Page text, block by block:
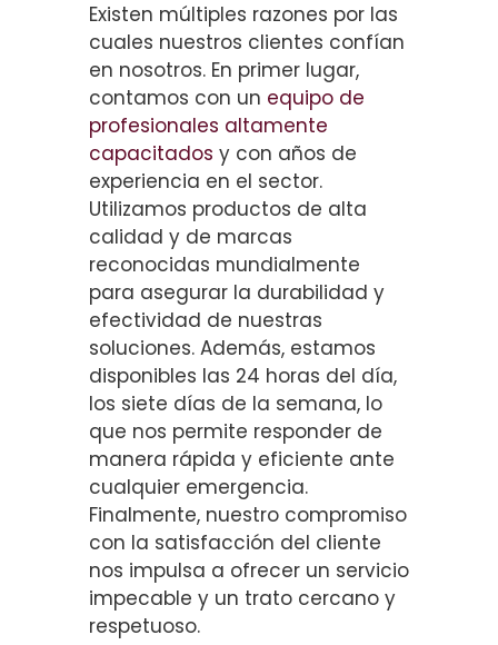
Existen múltiples razones por las
cuales nuestros clientes confían
en nosotros. En primer lugar,
contamos con un equipo de
profesionales altamente
capacitados y con años de
experiencia en el sector.
Utilizamos productos de alta
calidad y de marcas
reconocidas mundialmente
para asegurar la durabilidad y
efectividad de nuestras
soluciones. Además, estamos
disponibles las 24 horas del día,
los siete días de la semana, lo
que nos permite responder de
manera rápida y eficiente ante
cualquier emergencia.
Finalmente, nuestro compromiso
con la satisfacción del cliente
nos impulsa a ofrecer un servicio
impecable y un trato cercano y
respetuoso.